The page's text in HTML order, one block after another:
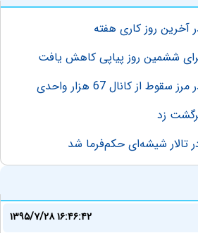
روز کاری هفته
ششمین روز پیاپی کاهش یافت
از کانال 67 هزار واحدی
زد
تالار شیشه‌ای حکم‌فرما شد
۱۳۹۵/۷/۲۸ ۱۶:۴۶:۴۲